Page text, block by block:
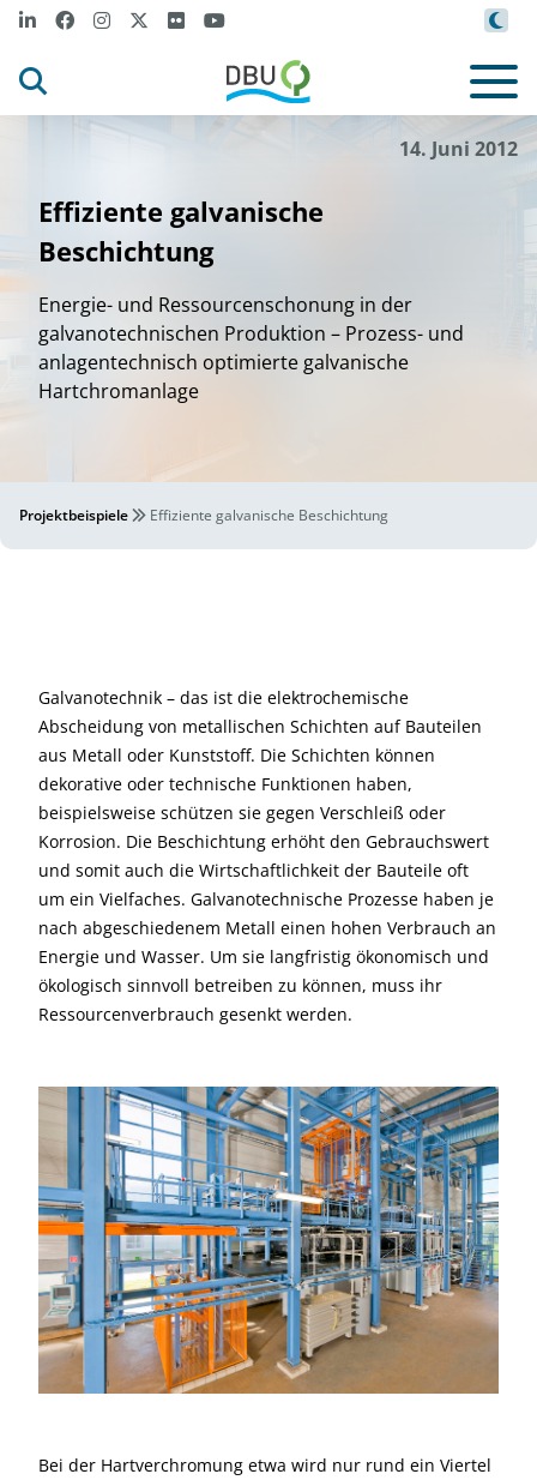
14. Juni 2012
Effiziente galvanische
Beschichtung
Energie- und Ressourcenschonung in der
galvanotechnischen Produktion – Prozess- und
anlagentechnisch optimierte galvanische
Hartchromanlage
Projektbeispiele Effiziente galvanische Beschichtung
Galvanotechnik – das ist die elektrochemische
Abscheidung von metallischen Schichten auf Bauteilen
aus Metall oder Kunststoff. Die Schichten können
dekorative oder technische Funktionen haben,
beispielsweise schützen sie gegen Verschleiß oder
Korrosion. Die Beschichtung erhöht den Gebrauchswert
und somit auch die Wirtschaftlichkeit der Bauteile oft
um ein Vielfaches. Galvanotechnische Prozesse haben je
nach abgeschiedenem Metall einen hohen Verbrauch an
Energie und Wasser. Um sie langfristig ökonomisch und
ökologisch sinnvoll betreiben zu können, muss ihr
Ressourcenverbrauch gesenkt werden.
Bei der Hartverchromung etwa wird nur rund ein Viertel